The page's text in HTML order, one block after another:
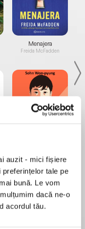
auzit - mici fișiere
tale pe
bună. Le vom
dacă ne-o
acordul tău.
Menajera
Freida McFadden
PICTURE